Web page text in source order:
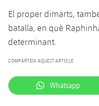
Història
Palmarès
Aleví
Actualitat
Masculí
Femení
Agenda
Bàsquet en
plusicon
més
Jugadors
Calendari
Hockey gel
plusicon
més
Actualitat
Jugadors
Hoquei herba
Notícies
Patinatge artístic
plusicon
més
El proper dimarts,
batalla, en què
determinant.
COMPARTEIX AQUEST ARTICLE
Whatsapp